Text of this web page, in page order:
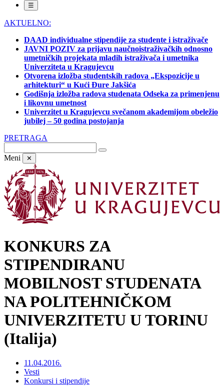
☰
AKTUELNO:
DAAD individualne stipendije za studente i istraživače
JAVNI POZIV za prijavu naučnoistraživačkih odnosno
umetničkih projekata mladih istraživača i umetnika
Univerziteta u Kragujevcu
Otvorena izložba studentskih radova „Ekspozicije u
arhitekturi“ u Kući Đure Jakšića
Godišnja izložba radova studenata Odseka za primenjenu
i likovnu umetnost
Univerzitet u Kragujevcu svečanom akademijom obeležio
jubilej – 50 godina postojanja
PRETRAGA
Meni ✕
KONKURS ZA
STIPENDIRANU
MOBILNOST STUDENATA
NA POLITEHNIČKOM
UNIVERZITETU U TORINU
(Italija)
11.04.2016.
Vesti
Konkursi i stipendije